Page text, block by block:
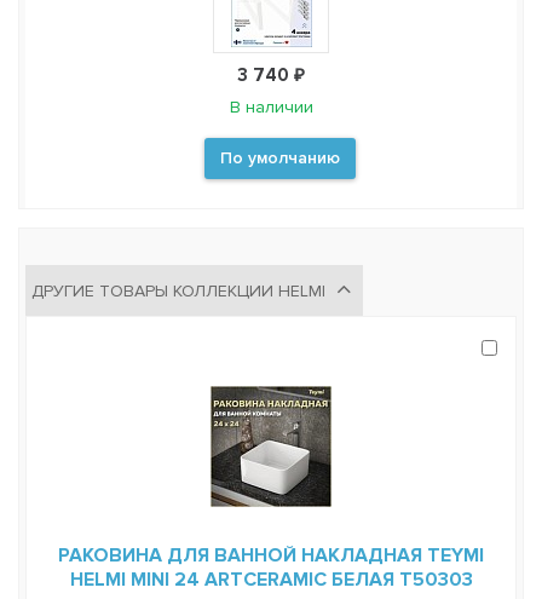
3 740 ₽
В наличии
По умолчанию
ДРУГИЕ ТОВАРЫ КОЛЛЕКЦИИ HELMI
РАКОВИНА ДЛЯ ВАННОЙ НАКЛАДНАЯ TEYMI
HELMI MINI 24 ARTCERAMIC БЕЛАЯ T50303